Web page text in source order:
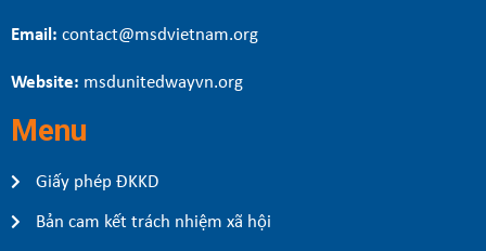
Email: contact@msdvietnam.org
Website: msdunitedwayvn.org
Menu
Giấy phép ĐKKD
Bản cam kết trách nhiệm xã hội